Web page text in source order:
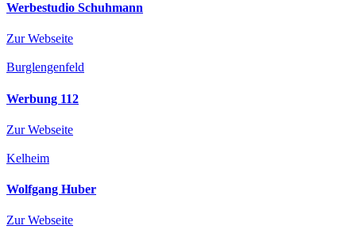
Werbestudio Schuhmann
Zur Webseite
Burglengenfeld
Werbung 112
Zur Webseite
Kelheim
Wolfgang Huber
Zur Webseite